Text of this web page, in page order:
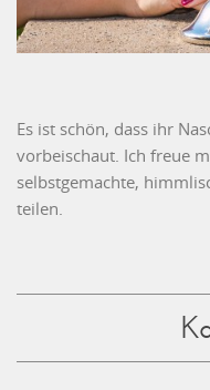
Es ist schön, dass ihr
vorbeischaut. Ich freue
selbstgemachte,
teilen.